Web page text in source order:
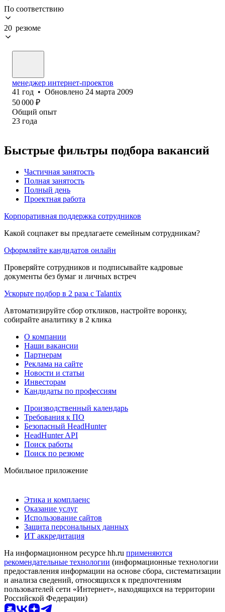
По соответствию
20 резюме
менеджер интернет-проектов
41 год • Обновлено 24 марта 2009
50 000 ₽
Общий опыт
23 года
Быстрые фильтры подбора вакансий
Частичная занятость
Полная занятость
Полный день
Проектная работа
Корпоративная поддержка сотрудников
Какой соцпакет вы предлагаете семейным сотрудникам?
Оформляйте кандидатов онлайн
Проверяйте сотрудников и подписывайте кадровые
документы без бумаг и личных встреч
Ускорьте подбор в 2 раза с Talantix
Автоматизируйте сбор откликов, настройте воронку,
собирайте аналитику в 2 клика
О компании
Наши вакансии
Партнерам
Реклама на сайте
Новости и статьи
Инвесторам
Кандидаты по профессиям
Производственный календарь
Требования к ПО
Безопасный HeadHunter
HeadHunter API
Поиск работы
Поиск по резюме
Мобильное приложение
Этика и комплаенс
Оказание услуг
Использование сайтов
Защита персональных данных
ИТ аккредитация
На информационном ресурсе hh.ru применяются
рекомендательные технологии (информационные технологии
предоставления информации на основе сбора, систематизации
и анализа сведений, относящихся к предпочтениям
пользователей сети «Интернет», находящихся на территории
Российской Федерации)